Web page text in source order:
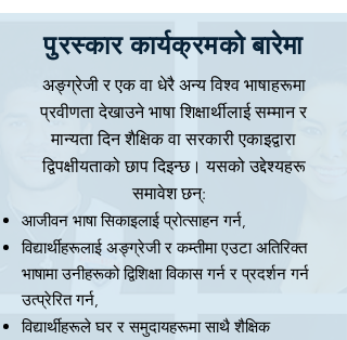
पुरस्कार कार्यक्रमको बारेमा
अङ्ग्रेजी र एक वा धेरै अन्य विश्व भाषाहरूमा
प्रवीणता देखाउने भाषा शिक्षार्थीलाई सम्मान र
मान्यता दिन शैक्षिक वा सरकारी एकाइद्वारा
द्विपक्षीयताको छाप दिइन्छ। यसको उद्देश्यहरू
समावेश छन्:
आजीवन भाषा सिकाइलाई प्रोत्साहन गर्न,
विद्यार्थीहरूलाई अङ्ग्रेजी र कम्तीमा एउटा अतिरिक्त
भाषामा उनीहरूको द्विशिक्षा विकास गर्न र प्रदर्शन गर्न
उत्प्रेरित गर्न,
विद्यार्थीहरूले घर र समुदायहरूमा साथै शैक्षिक